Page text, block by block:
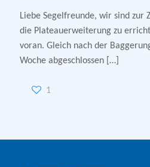
Liebe Segelfreunde, wir sind zur
die Plateauerweiterung zu
voran. Gleich nach der
Woche abgeschlossen […]
1